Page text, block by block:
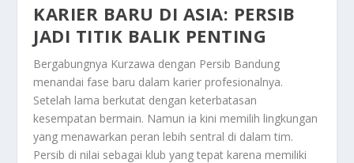
KARIER BARU DI ASIA: PERSIB
JADI TITIK BALIK PENTING
Bergabungnya Kurzawa dengan Persib Bandung
menandai fase baru dalam karier profesionalnya.
Setelah lama berkutat dengan keterbatasan
kesempatan bermain. Namun ia kini memilih lingkungan
yang menawarkan peran lebih sentral di dalam tim.
Persib di nilai sebagai klub yang tepat karena memiliki